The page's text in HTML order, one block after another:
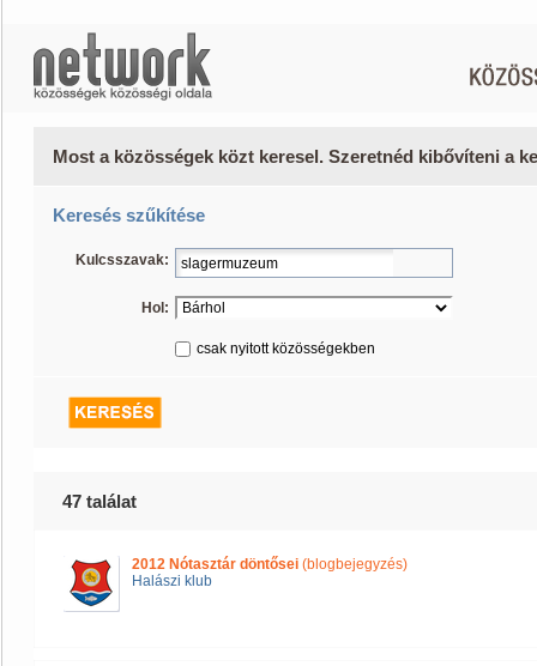
Most a közösségek közt keresel. Szeretnéd kibővíteni a
Keresés szűkítése
Kulcsszavak:
Hol:
csak nyitott közösségekben
47 találat
2012 Nótasztár döntősei (blogbejegyzés)
Halászi klub